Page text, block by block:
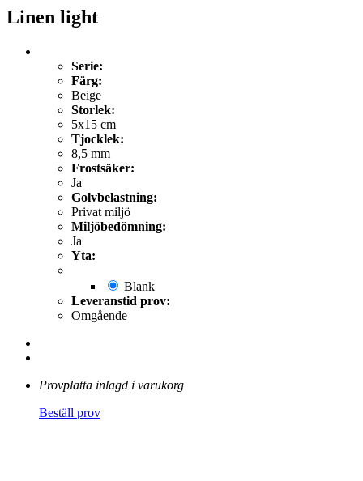
Linen light
Serie:
Färg:
Beige
Storlek:
5x15 cm
Tjocklek:
8,5 mm
Frostsäker:
Ja
Golvbelastning:
Privat miljö
Miljöbedömning:
Ja
Yta:
Blank
Leveranstid prov:
Omgående
Provplatta inlagd i varukorg
Beställ prov